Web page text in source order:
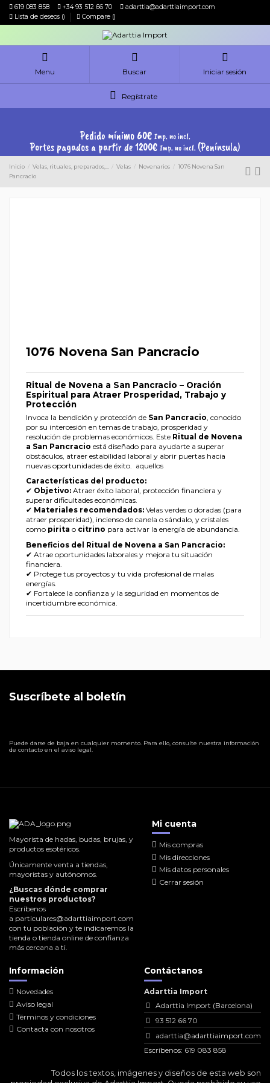
619 083 858 +34 93 512 66 70
adarttia@adarttiaimport.com
Lista de deseos () Compare ()
Menu Buscar Iniciar sesión
Regístrate
Pedido mínimo 60€ Imp. no incl.
Portes pagados a partir de 1200€ Imp. no incl. (Península)
Inicio Velas, rituales, preparados,... Velas Novenarios
1076 Novena San
Pancracio
1076 Novena San Pancracio
Ritual de Novena a San Pancracio – Oración
Espiritual para Atraer Prosperidad, Trabajo y
Protección
Invoca la bendición y protección de San Pancracio , conocido
por su intercesión en temas de trabajo, prosperidad y
resolución de problemas económicos. Este Ritual de Novena
a San Pancracio está diseñado para ayudarte a superar
obstáculos, atraer estabilidad laboral y abrir puertas hacia
nuevas oportunidades de éxito. aquellos
Características del producto:
✔ Objetivo: Atraer éxito laboral, protección financiera y
superar dificultades económicas.
✔ Materiales recomendados: Velas verdes o doradas (para
atraer prosperidad), incienso de canela o sándalo, y cristales
como pirita o citrino para activar la energía de abundancia.
Beneficios del Ritual de Novena a San Pancracio:
✔ Atrae oportunidades laborales y mejora tu situación
financiera.
✔ Protege tus proyectos y tu vida profesional de malas
energías.
✔ Fortalece la confianza y la seguridad en momentos de
incertidumbre económica.
Suscríbete al boletín
Puede darse de baja en cualquier momento. Para ello, consulte nuestra información
de contacto en el aviso legal.
Mayorista de hadas, budas, brujas, y
productos esotéricos.
Únicamente venta a tiendas,
mayoristas y autónomos.
¿Buscas dónde comprar
nuestros productos?
Escríbenos
a particulares@adarttiaimport.com
con tu población y te indicaremos la
tienda o tienda online de confianza
más cercana a ti.
Mi cuenta
Mis compras
Mis direcciones
Mis datos personales
Cerrar sesión
Información
Novedades
Aviso legal
Términos y condiciones
Contacta con nosotros
Contáctanos
Adarttia Import
Adarttia Import (Barcelona)
93 512 66 70
adarttia@adarttiaimport.com
Escríbenos: 619 083 858
Todos los textos, imágenes y diseños de esta web son